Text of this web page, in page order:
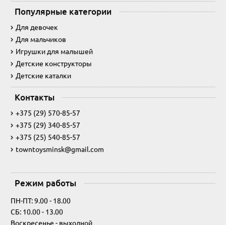
Популярные категории
Для девочек
Для мальчиков
Игрушки для малышей
Детские конструкторы
Детские каталки
Контакты
+375 (29) 570-85-57
+375 (29) 340-85-57
+375 (25) 540-85-57
towntoysminsk@gmail.com
Режим работы
ПН-ПТ: 9.00 - 18.00
СБ: 10.00 - 13.00
Воскресенье - выходной